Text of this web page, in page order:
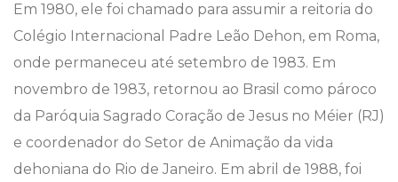
Em 1980, ele foi chamado para assumir a reitoria do
Colégio Internacional Padre Leão Dehon, em Roma,
onde permaneceu até setembro de 1983. Em
novembro de 1983, retornou ao Brasil como pároco
da Paróquia Sagrado Coração de Jesus no Méier (RJ)
e coordenador do Setor de Animação da vida
dehoniana do Rio de Janeiro. Em abril de 1988, foi